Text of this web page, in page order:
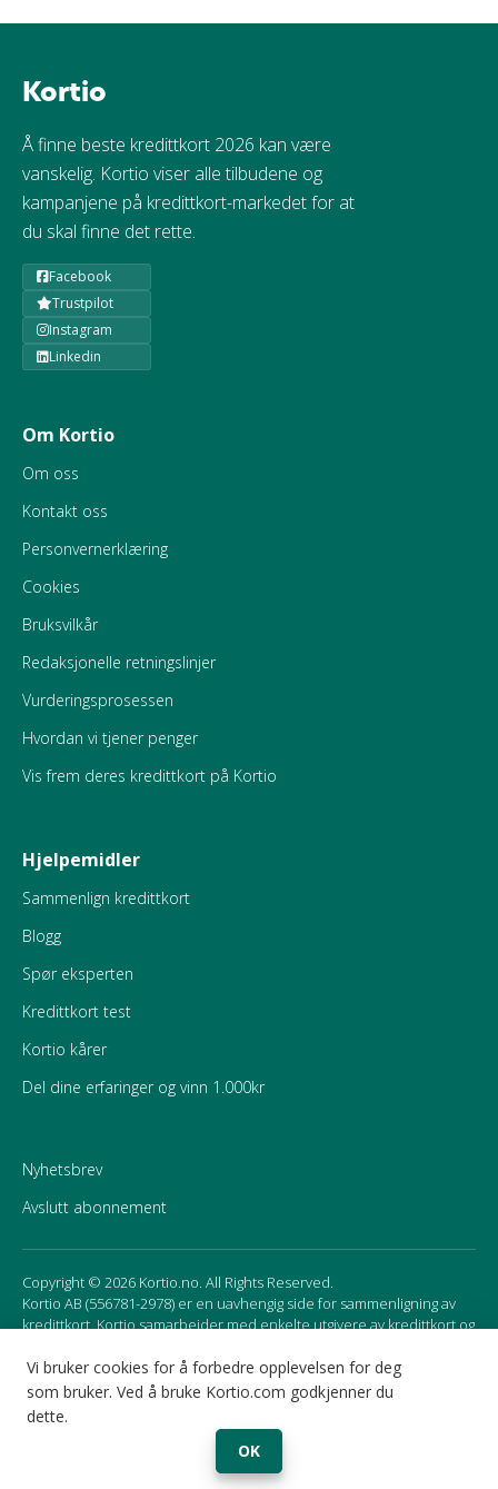
Vi bruker cookies for å forbedre opplevelsen for deg
som bruker. Ved å bruke Kortio.com godkjenner du
dette.
OK
Kortio
Å finne beste kredittkort 2026 kan være
vanskelig. Kortio viser alle tilbudene og
kampanjene på kredittkort-markedet for at
du skal finne det rette.
Facebook
Trustpilot
Instagram
Linkedin
Om Kortio
Om oss
Kontakt oss
Personvernerklæring
Cookies
Bruksvilkår
Redaksjonelle retningslinjer
Vurderingsprosessen
Hvordan vi tjener penger
Vis frem deres kredittkort på Kortio
Hjelpemidler
Sammenlign kredittkort
Blogg
Spør eksperten
Kredittkort test
Kortio kårer
Del dine erfaringer og vinn 1.000kr
Nyhetsbrev
Avslutt abonnement
Copyright © 2026 Kortio.no. All Rights Reserved.
Kortio AB (556781-2978) er en uavhengig side for sammenligning av
kredittkort. Kortio samarbeider med enkelte utgivere av kredittkort og
rekkefølgen av kortene som presenteres på siden.
Norway